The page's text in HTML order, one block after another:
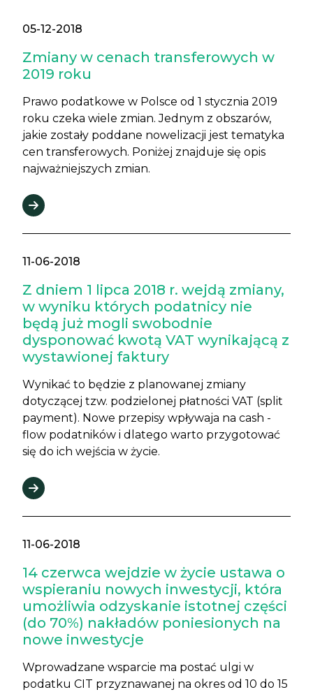
05-12-2018
Zmiany w cenach transferowych w
2019 roku
Prawo podatkowe w Polsce od 1 stycznia 2019
roku czeka wiele zmian. Jednym z obszarów,
jakie zostały poddane nowelizacji jest tematyka
cen transferowych. Poniżej znajduje się opis
najważniejszych zmian.
11-06-2018
Z dniem 1 lipca 2018 r. wejdą zmiany,
w wyniku których podatnicy nie
będą już mogli swobodnie
dysponować kwotą VAT wynikającą z
wystawionej faktury
Wynikać to będzie z planowanej zmiany
dotyczącej tzw. podzielonej płatności VAT (split
payment). Nowe przepisy wpływaja na cash -
flow podatników i dlatego warto przygotować
się do ich wejścia w życie.
11-06-2018
14 czerwca wejdzie w życie ustawa o
wspieraniu nowych inwestycji, która
umożliwia odzyskanie istotnej części
(do 70%) nakładów poniesionych na
nowe inwestycje
Wprowadzane wsparcie ma postać ulgi w
podatku CIT przyznawanej na okres od 10 do 15